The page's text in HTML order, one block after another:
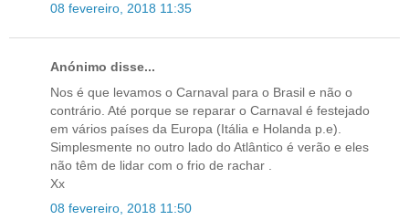
08 fevereiro, 2018 11:35
Anónimo disse...
Nos é que levamos o Carnaval para o Brasil e não o
contrário. Até porque se reparar o Carnaval é festejado
em vários países da Europa (Itália e Holanda p.e).
Simplesmente no outro lado do Atlântico é verão e eles
não têm de lidar com o frio de rachar .
Xx
08 fevereiro, 2018 11:50